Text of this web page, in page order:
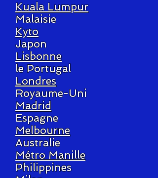
Kuala Lumpur
Malaisie
Kyto
Japon
Lisbonne
le Portugal
Londres
Royaume-Uni
Madrid
Espagne
Melbourne
Australie
Métro Manille
Philippines